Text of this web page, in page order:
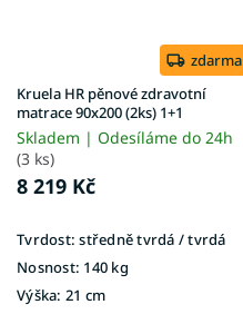
zdarma
Kruela HR pěnové zdravotní
matrace 90x200 (2ks) 1+1
Skladem | Odesíláme do 24h
(3 ks)
8 219 Kč
Tvrdost: středně tvrdá / tvrdá
Nosnost: 140 kg
Výška: 21 cm